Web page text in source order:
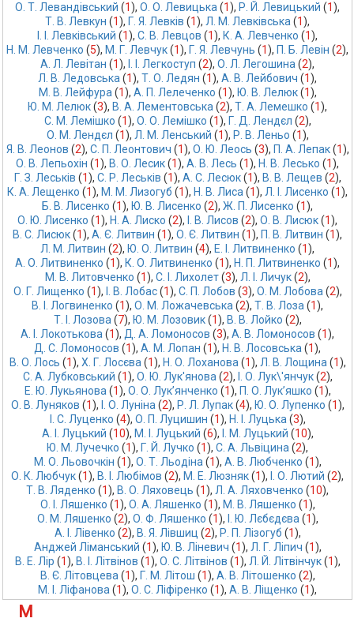
О. Т. Левандівський (1), О. О. Левицька (1), Р. Й. Левицький (1),
Т. В. Левкун (1), Г. Я. Левків (1), Л. М. Левківська (1),
І. І. Левківський (1), С. В. Левцов (1), К. А. Левченко (1),
Н. М. Левченко (5), М. Г. Левчук (1), Г. Я. Левчунь (1), П. Б. Левін (2),
А. Л. Левітан (1), І. І. Легкоступ (2), О. Л. Легошина (2),
Л. В. Ледовська (1), Т. О. Ледян (1), А. В. Лейбович (1),
М. В. Лейфура (1), А. П. Лелеченко (1), Ю. В. Лелюк (1),
Ю. М. Лелюк (3), В. А. Лементовська (2), Т. А. Лемешко (1),
С. М. Лемішко (1), О. О. Лемішко (1), Г. Д. Лендєл (2),
О. М. Лендєл (1), Л. М. Ленський (1), Р. В. Леньо (1),
Я. В. Леонов (2), С. П. Леонтович (1), О. Ю. Леось (3), П. А. Лепак (1),
О. В. Лепьохін (1), В. О. Лесик (1), А. В. Лесь (1), Н. В. Лесько (1),
Г. З. Леськів (1), С. Р. Леськів (1), А. С. Лесюк (1), В. В. Лещев (2),
К. А. Лещенко (1), М. М. Лизогуб (1), Н. В. Лиса (1), Л. І. Лисенко (1),
Б. В. Лисенко (1), Ю. В. Лисенко (2), Ж. П. Лисенко (1),
О. Ю. Лисенко (1), Н. А. Лиско (2), І. В. Лисов (2), О. В. Лисюк (1),
В. С. Лисюк (1), А. Є. Литвин (1), О. Є. Литвин (1), П. В. Литвин (1),
Л. М. Литвин (2), Ю. О. Литвин (4), Е. І. Литвиненко (1),
А. О. Литвиненко (1), К. О. Литвиненко (1), Н. П. Литвиненко (1),
М. В. Литовченко (1), С. І. Лихолет (3), Л. І. Личук (2),
О. Г. Лищенко (1), І. В. Лобас (1), С. П. Лобов (3), О. М. Лобова (2),
В. І. Логвиненко (1), О. М. Ложачевська (2), Т. В. Лоза (1),
Т. І. Лозова (7), Ю. М. Лозовик (1), В. В. Лойко (2),
А. І. Локотькова (1), Д. А. Ломоносов (3), А. В. Ломоносов (1),
Д. С. Ломоносов (1), А. М. Лопан (1), Н. В. Лосовська (1),
В. О. Лось (1), Х. Г. Лосєва (1), Н. О. Лоханова (1), Л. В. Лощина (1),
С. А. Лубковський (1), О. Ю. Лук'янова (2), І. О. Лук\'янчук (2),
Е. Ю. Лукьянова (1), О. О. Лук’янченко (1), П. О. Лук’яшко (1),
О. В. Луняков (1), І. О. Луніна (2), Р. Л. Лупак (4), Ю. О. Лупенко (1),
І. С. Луценко (4), О. П. Луцишин (1), Н. І. Луцька (3),
А. І. Луцький (10), М. І. Луцький (6), І. М. Луцький (10),
Ю. М. Лучечко (1), Г. Й. Лучко (1), С. А. Львіцина (2),
М. О. Льовочкін (1), О. Т. Льодіна (1), А. В. Любченко (1),
О. К. Любчук (1), В. І. Любімов (2), М. Е. Люзняк (1), І. О. Лютий (2),
Т. В. Ляденко (1), В. О. Ляховець (1), Л. А. Ляховченко (10),
О. І. Ляшенко (1), О. А. Ляшенко (1), М. В. Ляшенко (1),
О. М. Ляшенко (2), О. Ф. Ляшенко (1), І. Ю. Лєбєдєва (1),
А. І. Лівенко (2), В. Я. Лівшиц (2), Р. П. Лізогуб (1),
Анджей Ліманський (1), Ю. В. Ліневич (1), Л. Г. Ліпич (1),
В. Е. Лір (1), В. І. Літвінов (1), О. С. Літвінов (1), Л. Й. Літвінчук (1),
В. Є. Літовцева (1), Г. М. Літош (1), А. В. Літошенко (2),
М. І. Ліфанова (1), О. С. Ліфіренко (1), А. В. Ліщенко (1),
М